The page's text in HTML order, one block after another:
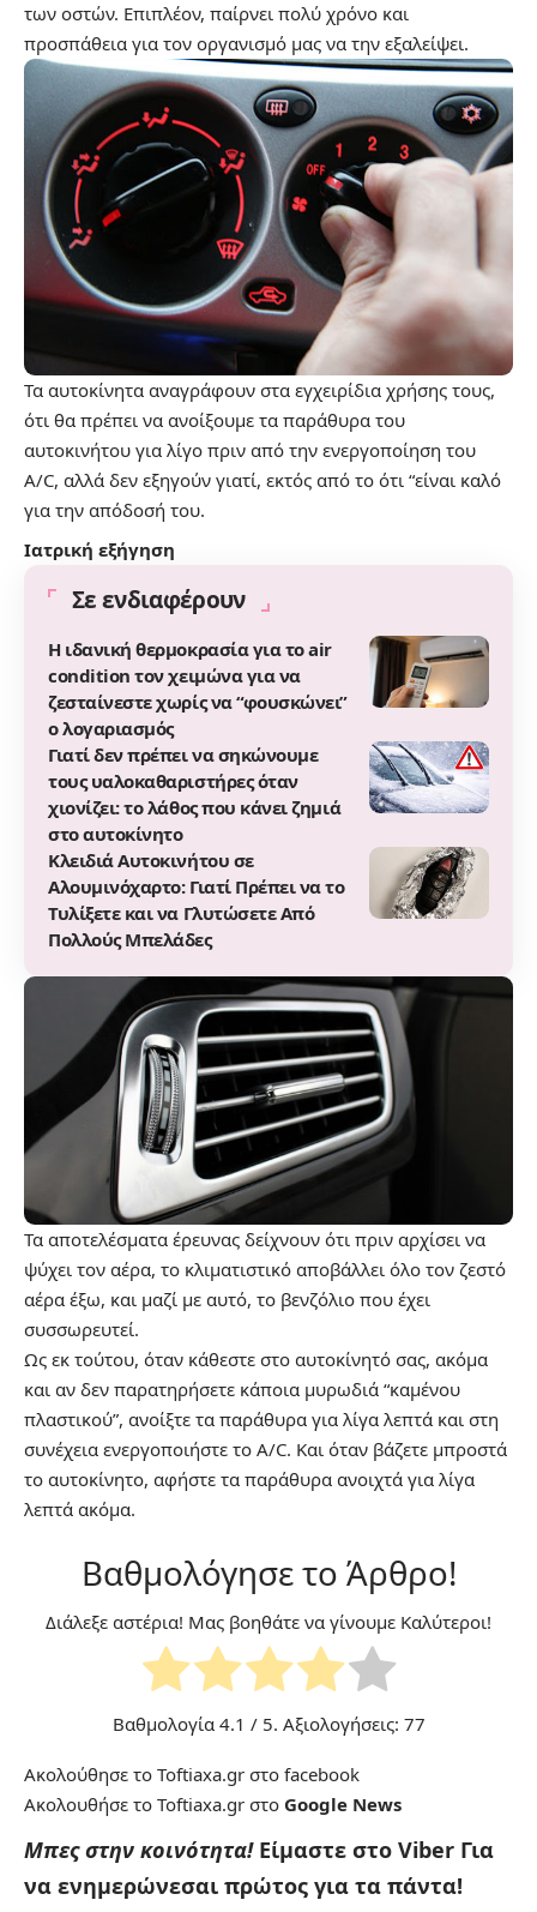
των οστών. Επιπλέον, παίρνει πολύ χρόνο και
προσπάθεια για τον οργανισμό μας να την εξαλείψει.
Τα αυτοκίνητα αναγράφουν στα εγχειρίδια χρήσης τους,
ότι θα πρέπει να ανοίξουμε τα παράθυρα του
αυτοκινήτου για λίγο πριν από την ενεργοποίηση του
A/C, αλλά δεν εξηγούν γιατί, εκτός από το ότι “είναι καλό
για την απόδοσή του.
Ιατρική εξήγηση
Σε ενδιαφέρουν
Η ιδανική θερμοκρασία για το air
condition τον χειμώνα για να
ζεσταίνεστε χωρίς να “φουσκώνει”
ο λογαριασμός
Γιατί δεν πρέπει να σηκώνουμε
τους υαλοκαθαριστήρες όταν
χιονίζει: το λάθος που κάνει ζημιά
στο αυτοκίνητο
Κλειδιά Αυτοκινήτου σε
Αλουμινόχαρτο: Γιατί Πρέπει να το
Τυλίξετε και να Γλυτώσετε Από
Πολλούς Μπελάδες
Τα αποτελέσματα έρευνας δείχνουν ότι πριν αρχίσει να
ψύχει τον αέρα, το κλιματιστικό αποβάλλει όλο τον ζεστό
αέρα έξω, και μαζί με αυτό, το βενζόλιο που έχει
συσσωρευτεί.
Ως εκ τούτου, όταν κάθεστε στο αυτοκίνητό σας, ακόμα
και αν δεν παρατηρήσετε κάποια μυρωδιά “καμένου
πλαστικού”, ανοίξτε τα παράθυρα για λίγα λεπτά και στη
συνέχεια ενεργοποιήστε το A/C. Και όταν βάζετε μπροστά
το αυτοκίνητο, αφήστε τα παράθυρα ανοιχτά για λίγα
λεπτά ακόμα.
Βαθμολόγησε το Άρθρο!
Διάλεξε αστέρια! Μας βοηθάτε να γίνουμε Καλύτεροι!
Βαθμολογία 4.1 / 5. Αξιολογήσεις: 77
Ακολούθησε το Toftiaxa.gr στο facebook
Ακολουθήσε το Toftiaxa.gr στο Google News
Μπες στην κοινότητα! Είμαστε στο Viber Για
να ενημερώνεσαι πρώτος για τα πάντα!